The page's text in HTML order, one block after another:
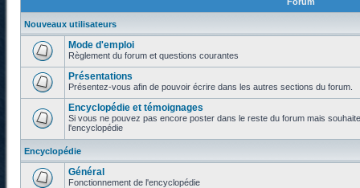
Nouveaux utilisateurs
Mode d'emploi
Règlement du forum et questions courantes
Présentations
Présentez-vous afin de pouvoir écrire dans les autres sections du forum.
Encyclopédie et témoignages
Si vous ne pouvez pas encore poster dans le reste du forum mais
l'encyclopédie
Encyclopédie
Général
Fonctionnement de l'encyclopédie